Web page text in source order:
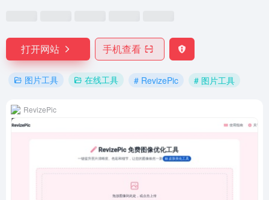
打开网站 手机查看
图片工具 在线工具 # RevizePic # 图片工具
RevizePic